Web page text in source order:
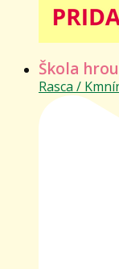
Škola
Rasca /